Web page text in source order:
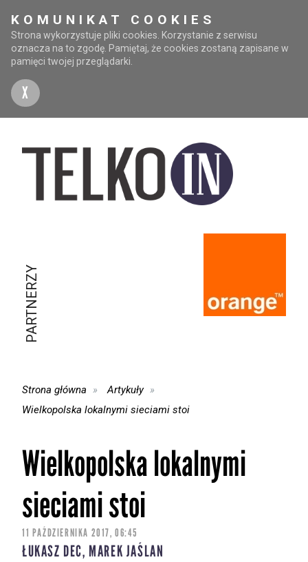
KOMUNIKAT COOKIES
Strona wykorzystuje pliki cookies. Korzystanie z serwisu
oznacza na to zgodę. Pamiętaj, że cookies zostaną zapisane w
pamięci twojej przeglądarki.
X
PARTNERZY
Strona główna
Artykuły
Wielkopolska lokalnymi sieciami stoi
Wielkopolska lokalnymi
sieciami stoi
11 PAŹDZIERNIKA 2017, 06:45
ŁUKASZ DEC, MAREK JAŚLAN